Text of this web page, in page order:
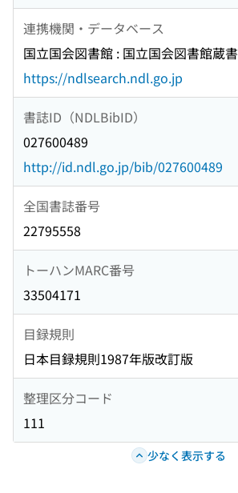
連携機関・データベース
国立国会図書館 : 国立国会図書館蔵書
https://ndlsearch.ndl.go.jp
書誌ID（NDLBibID）
027600489
http://id.ndl.go.jp/bib/027600489
全国書誌番号
22795558
トーハンMARC番号
33504171
目録規則
日本目録規則1987年版改訂版
整理区分コード
111
少なく表示する